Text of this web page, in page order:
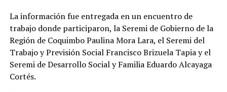
La información fue entregada en un encuentro de
trabajo donde participaron, la Seremi de Gobierno de la
Región de Coquimbo Paulina Mora Lara, el Seremi del
Trabajo y Previsión Social Francisco Brizuela Tapia y el
Seremi de Desarrollo Social y Familia Eduardo Alcayaga
Cortés.